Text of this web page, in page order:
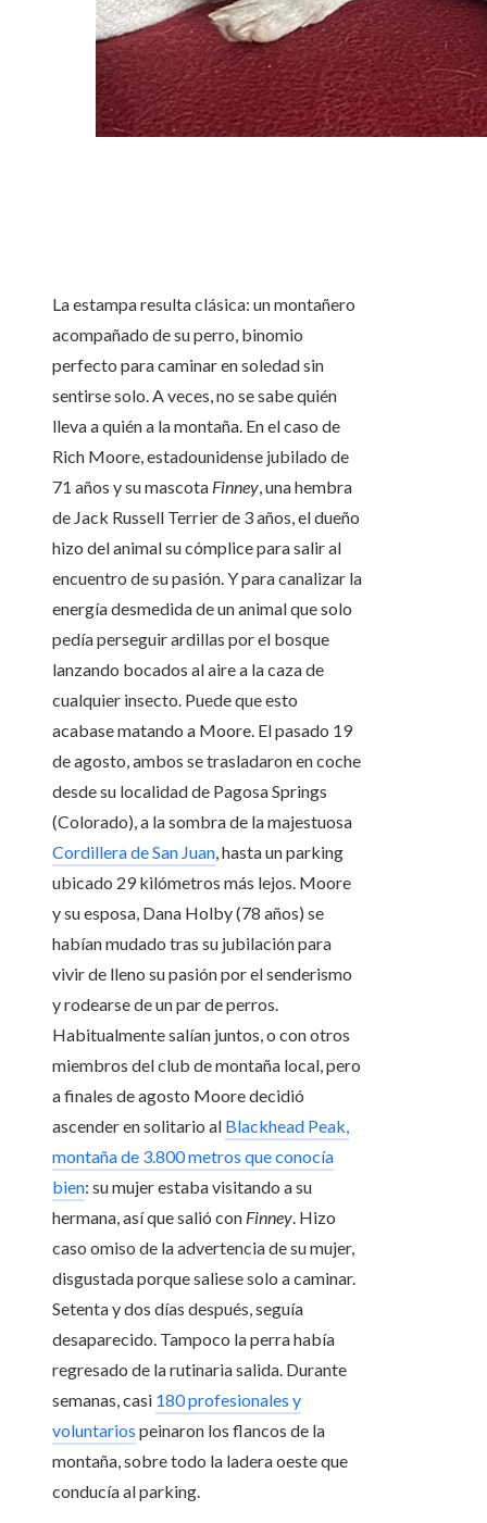
La estampa resulta clásica: un montañero
acompañado de su perro, binomio
perfecto para caminar en soledad sin
sentirse solo. A veces, no se sabe quién
lleva a quién a la montaña. En el caso de
Rich Moore, estadounidense jubilado de
71 años y su mascota Finney, una hembra
de Jack Russell Terrier de 3 años, el dueño
hizo del animal su cómplice para salir al
encuentro de su pasión. Y para canalizar la
energía desmedida de un animal que solo
pedía perseguir ardillas por el bosque
lanzando bocados al aire a la caza de
cualquier insecto. Puede que esto
acabase matando a Moore. El pasado 19
de agosto, ambos se trasladaron en coche
desde su localidad de Pagosa Springs
(Colorado), a la sombra de la majestuosa
Cordillera de San Juan, hasta un parking
ubicado 29 kilómetros más lejos. Moore
y su esposa, Dana Holby (78 años) se
habían mudado tras su jubilación para
vivir de lleno su pasión por el senderismo
y rodearse de un par de perros.
Habitualmente salían juntos, o con otros
miembros del club de montaña local, pero
a finales de agosto Moore decidió
ascender en solitario al Blackhead Peak,
montaña de 3.800 metros que conocía
bien: su mujer estaba visitando a su
hermana, así que salió con Finney. Hizo
caso omiso de la advertencia de su mujer,
disgustada porque saliese solo a caminar.
Setenta y dos días después, seguía
desaparecido. Tampoco la perra había
regresado de la rutinaria salida. Durante
semanas, casi 180 profesionales y
voluntarios peinaron los flancos de la
montaña, sobre todo la ladera oeste que
conducía al parking.